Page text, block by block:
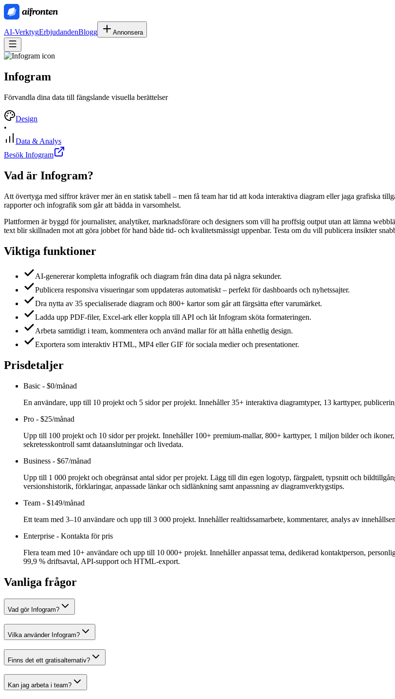
AI-VerktygErbjudandenBlogg Annonsera
Infogram
Förvandla dina data till fängslande visuella berättelser
Design
•
Data & Analys
Besök Infogram
Vad är Infogram?
Att övertyga med siffror kräver mer än en statisk tabell – men få team har tid att koda interaktiva diagram eller jaga grafiska
rapporter och infografik som går att bädda in varsomhelst.
Plattformen är byggd för journalister, analytiker, marknadsförare och designers som vill ha proffsig output utan att lämna
text blir skillnaden mot att göra jobbet för hand både tid- och kvalitetsmässigt uppenbar. Testa om du vill publicera insikter
Viktiga funktioner
AI-genererar kompletta infografik och diagram från dina data på några sekunder.
Publicera responsiva visueringar som uppdateras automatiskt – perfekt för dashboards och nyhetssajter.
Dra nytta av 35 specialiserade diagram och 800+ kartor som går att färgsätta efter varumärket.
Ladda upp PDF-filer, Excel-ark eller koppla till API och låt Infogram sköta formateringen.
Arbeta samtidigt i team, kommentera och använd mallar för att hålla enhetlig design.
Exportera som interaktiv HTML, MP4 eller GIF för sociala medier och presentationer.
Prisdetaljer
Basic - $0/månad
En användare, upp till 10 projekt och 5 sidor per projekt. Innehåller 35+ interaktiva diagramtyper, 13 karttyper,
Pro - $25/månad
Upp till 100 projekt och 10 sidor per projekt. Innehåller 100+ premium-mallar, 800+ karttyper, 1 miljon bilder och
sekretesskontroll samt dataanslutningar och livedata.
Business - $67/månad
Upp till 1 000 projekt och obegränsat antal sidor per projekt. Lägg till din egen logotyp, färgpalett, typsnitt och
versionshistorik, förklaringar, anpassade länkar och sidlänkning samt anpassning av diagramverktygstips.
Team - $149/månad
Ett team med 3–10 användare och upp till 3 000 projekt. Innehåller realtidssamarbete, kommentarer, analys av
Enterprise - Kontakta för pris
Flera team med 10+ användare och upp till 10 000+ projekt. Innehåller anpassat tema, dedikerad kontaktperson,
99,9 % driftsavtal, API-support och HTML-export.
Vanliga frågor
Vad gör Infogram?
Vilka använder Infogram?
Finns det ett gratisalternativ?
Kan jag arbeta i team?